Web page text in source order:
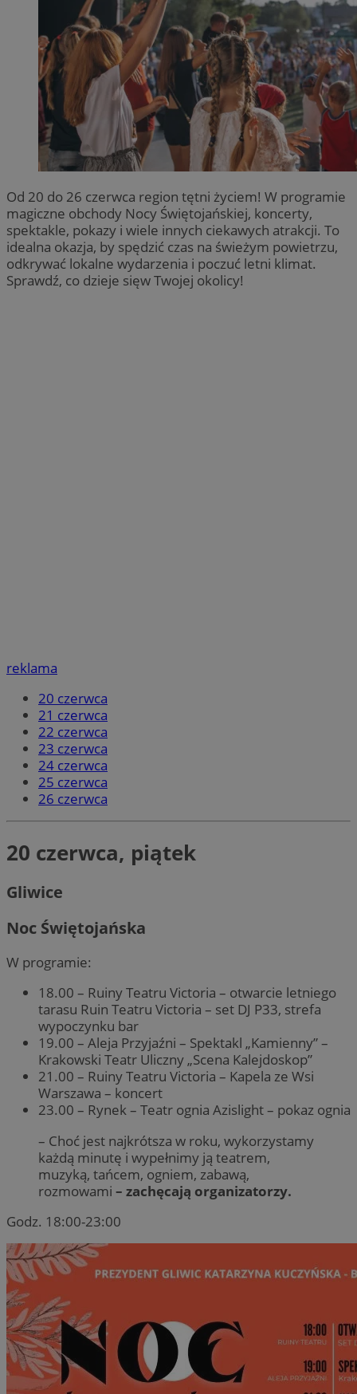
Od 20 do 26 czerwca region tętni życiem! W programie
magiczne obchody Nocy Świętojańskiej, koncerty,
spektakle, pokazy i wiele innych ciekawych atrakcji. To
idealna okazja, by spędzić czas na świeżym powietrzu,
odkrywać lokalne wydarzenia i poczuć letni klimat.
Sprawdź, co dzieje sięw Twojej okolicy!
reklama
20 czerwca
21 czerwca
22 czerwca
23 czerwca
24 czerwca
25 czerwca
26 czerwca
20 czerwca, piątek
Gliwice
Noc Świętojańska
W programie:
18.00 – Ruiny Teatru Victoria – otwarcie letniego
tarasu Ruin Teatru Victoria – set DJ P33, strefa
wypoczynku bar
19.00 – Aleja Przyjaźni – Spektakl „Kamienny” –
Krakowski Teatr Uliczny „Scena Kalejdoskop”
21.00 – Ruiny Teatru Victoria – Kapela ze Wsi
Warszawa – koncert
23.00 – Rynek – Teatr ognia Azislight – pokaz ognia
– Choć jest najkrótsza w roku, wykorzystamy
każdą minutę i wypełnimy ją teatrem,
muzyką, tańcem, ogniem, zabawą,
rozmowami – zachęcają organizatorzy.
Godz. 18:00-23:00